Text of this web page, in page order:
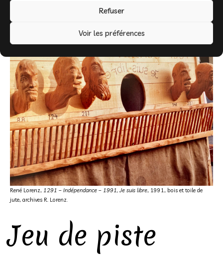
Refuser
Voir les préférences
René Lorenz, sculptures présentées à l’occasion d’Expo.02 à Bienne, 2002,
archives R. Lorenz.
René Lorenz, 1291 – Indépendance – 1991, Je suis libre, 1991, bois et toile de
jute, archives R. Lorenz.
Jeu de piste